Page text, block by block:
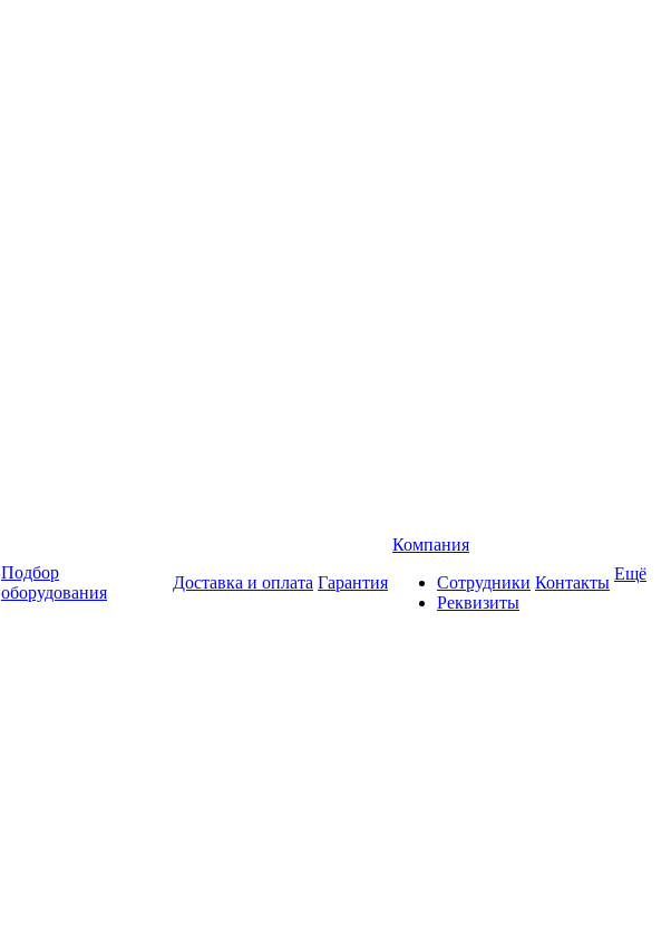
Подбор
оборудования
Доставка и оплата Гарантия
Компания
Сотрудники
Реквизиты
Контакты Ещё